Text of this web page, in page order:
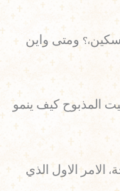
ومتى واين
المذبوح كيف ينمو
الامر الاول الذي